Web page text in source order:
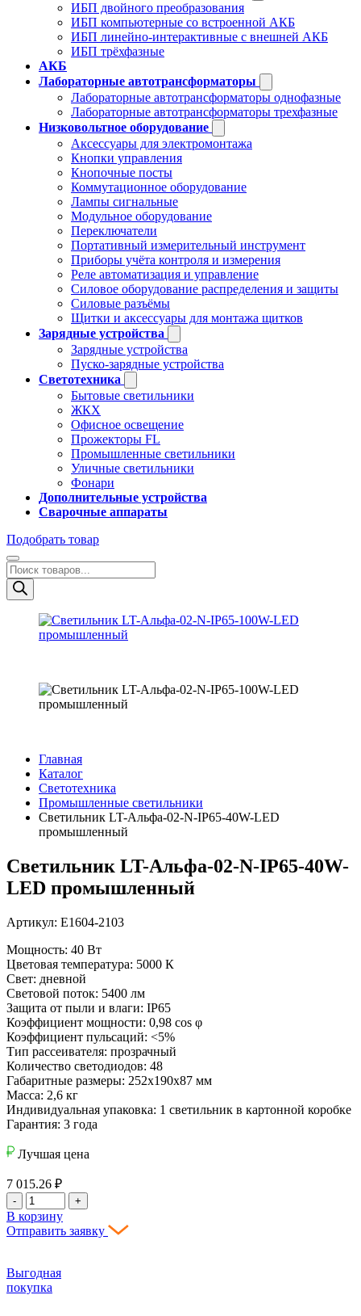
ИБП двойного преобразования
ИБП компьютерные со встроенной АКБ
ИБП линейно-интерактивные с внешней АКБ
ИБП трёхфазные
АКБ
Лабораторные автотрансформаторы
Лабораторные автотрансформаторы однофазные
Лабораторные автотрансформаторы трехфазные
Низковольтное оборудование
Аксессуары для электромонтажа
Кнопки управления
Кнопочные посты
Коммутационное оборудование
Лампы сигнальные
Модульное оборудование
Переключатели
Портативный измерительный инструмент
Приборы учёта контроля и измерения
Реле автоматизация и управление
Силовое оборудование распределения и защиты
Силовые разъёмы
Щитки и аксессуары для монтажа щитков
Зарядные устройства
Зарядные устройства
Пуско-зарядные устройства
Светотехника
Бытовые светильники
ЖКХ
Офисное освещение
Прожекторы FL
Промышленные светильники
Уличные светильники
Фонари
Дополнительные устройства
Сварочные аппараты
Подобрать товар
Поиск
товаров
Главная
Каталог
Светотехника
Промышленные светильники
Светильник LT-Альфа-02-N-IP65-40W-LED
промышленный
Светильник LT-Альфа-02-N-IP65-40W-
LED промышленный
Артикул: Е1604-2103
Мощность: 40 Вт
Цветовая температура: 5000 К
Свет: дневной
Световой поток: 5400 лм
Защита от пыли и влаги: IP65
Коэффициент мощности: 0,98 cos φ
Коэффициент пульсаций: <5%
Тип рассеивателя: прозрачный
Количество светодиодов: 48
Габаритные размеры: 252х190х87 мм
Масса: 2,6 кг
Индивидуальная упаковка: 1 светильник в картонной коробке
Гарантия: 3 года
Лучшая цена
7 015.26 ₽
- +
В корзину
Отправить заявку
Выгодная
покупка